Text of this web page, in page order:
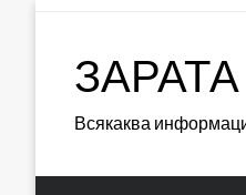
ЗАРАТА
Всякаква